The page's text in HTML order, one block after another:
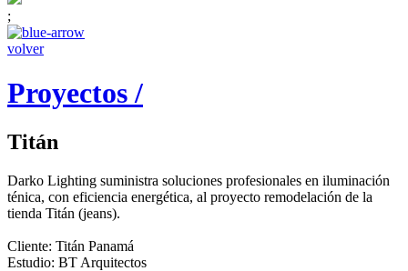
;
volver
Proyectos /
Titán
Darko Lighting suministra soluciones profesionales en iluminación
ténica, con eficiencia energética, al proyecto remodelación de la
tienda Titán (jeans).
Cliente: Titán Panamá
Estudio: BT Arquitectos